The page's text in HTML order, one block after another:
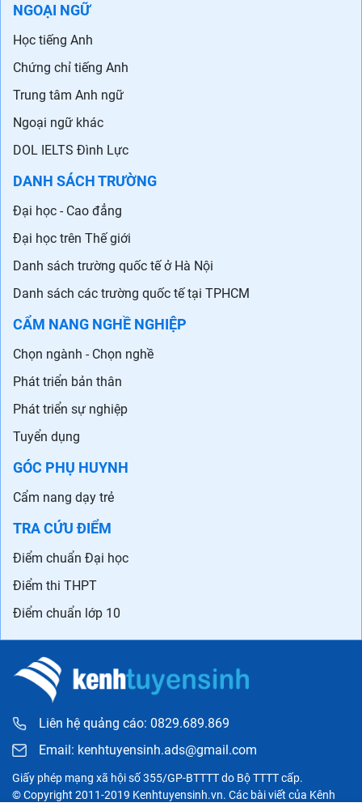
NGOẠI NGỮ
Học tiếng Anh
Chứng chỉ tiếng Anh
Trung tâm Anh ngữ
Ngoại ngữ khác
DOL IELTS Đình Lực
DANH SÁCH TRƯỜNG
Đại học - Cao đẳng
Đại học trên Thế giới
Danh sách trường quốc tế ở Hà Nội
Danh sách các trường quốc tế tại TPHCM
CẨM NANG NGHỀ NGHIỆP
Chọn ngành - Chọn nghề
Phát triển bản thân
Phát triển sự nghiệp
Tuyển dụng
GÓC PHỤ HUYNH
Cẩm nang dạy trẻ
TRA CỨU ĐIỂM
Điểm chuẩn Đại học
Điểm thi THPT
Điểm chuẩn lớp 10
Liên hệ quảng cáo: 0829.689.869
Email: kenhtuyensinh.ads@gmail.com
Giấy phép mạng xã hội số 355/GP-BTTTT do Bộ TTTT cấp.
© Copyright 2011-2019 Kenhtuyensinh.vn. Các bài viết của Kênh